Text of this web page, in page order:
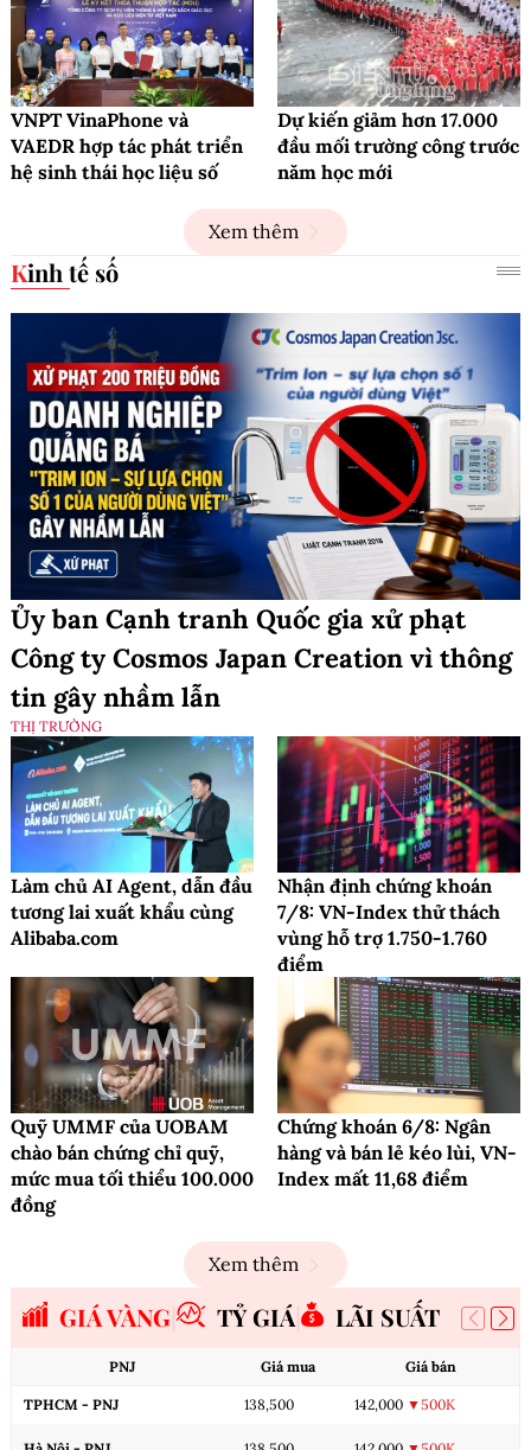
VNPT VinaPhone và
VAEDR hợp tác phát triển
hệ sinh thái học liệu số
Dự kiến giảm hơn 17.000
đầu mối trường công trước
năm học mới
Xem thêm
Kinh tế số
Ủy ban Cạnh tranh Quốc gia xử phạt
Công ty Cosmos Japan Creation vì thông
tin gây nhầm lẫn
THỊ TRƯỜNG
Làm chủ AI Agent, dẫn đầu
tương lai xuất khẩu cùng
Alibaba.com
Nhận định chứng khoán
7/8: VN-Index thử thách
vùng hỗ trợ 1.750-1.760
điểm
Quỹ UMMF của UOBAM
chào bán chứng chỉ quỹ,
mức mua tối thiểu 100.000
đồng
Chứng khoán 6/8: Ngân
hàng và bán lẻ kéo lùi, VN-
Index mất 11,68 điểm
Xem thêm
GIÁ VÀNG TỶ GIÁ LÃI SUẤT
PNJ Giá mua Giá bán
TPHCM - PNJ 138,500 142,000 ▼500K